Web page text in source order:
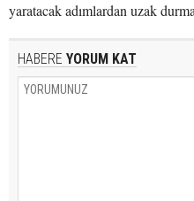
yaratacak adımlardan uzak
HABERE YORUM KAT